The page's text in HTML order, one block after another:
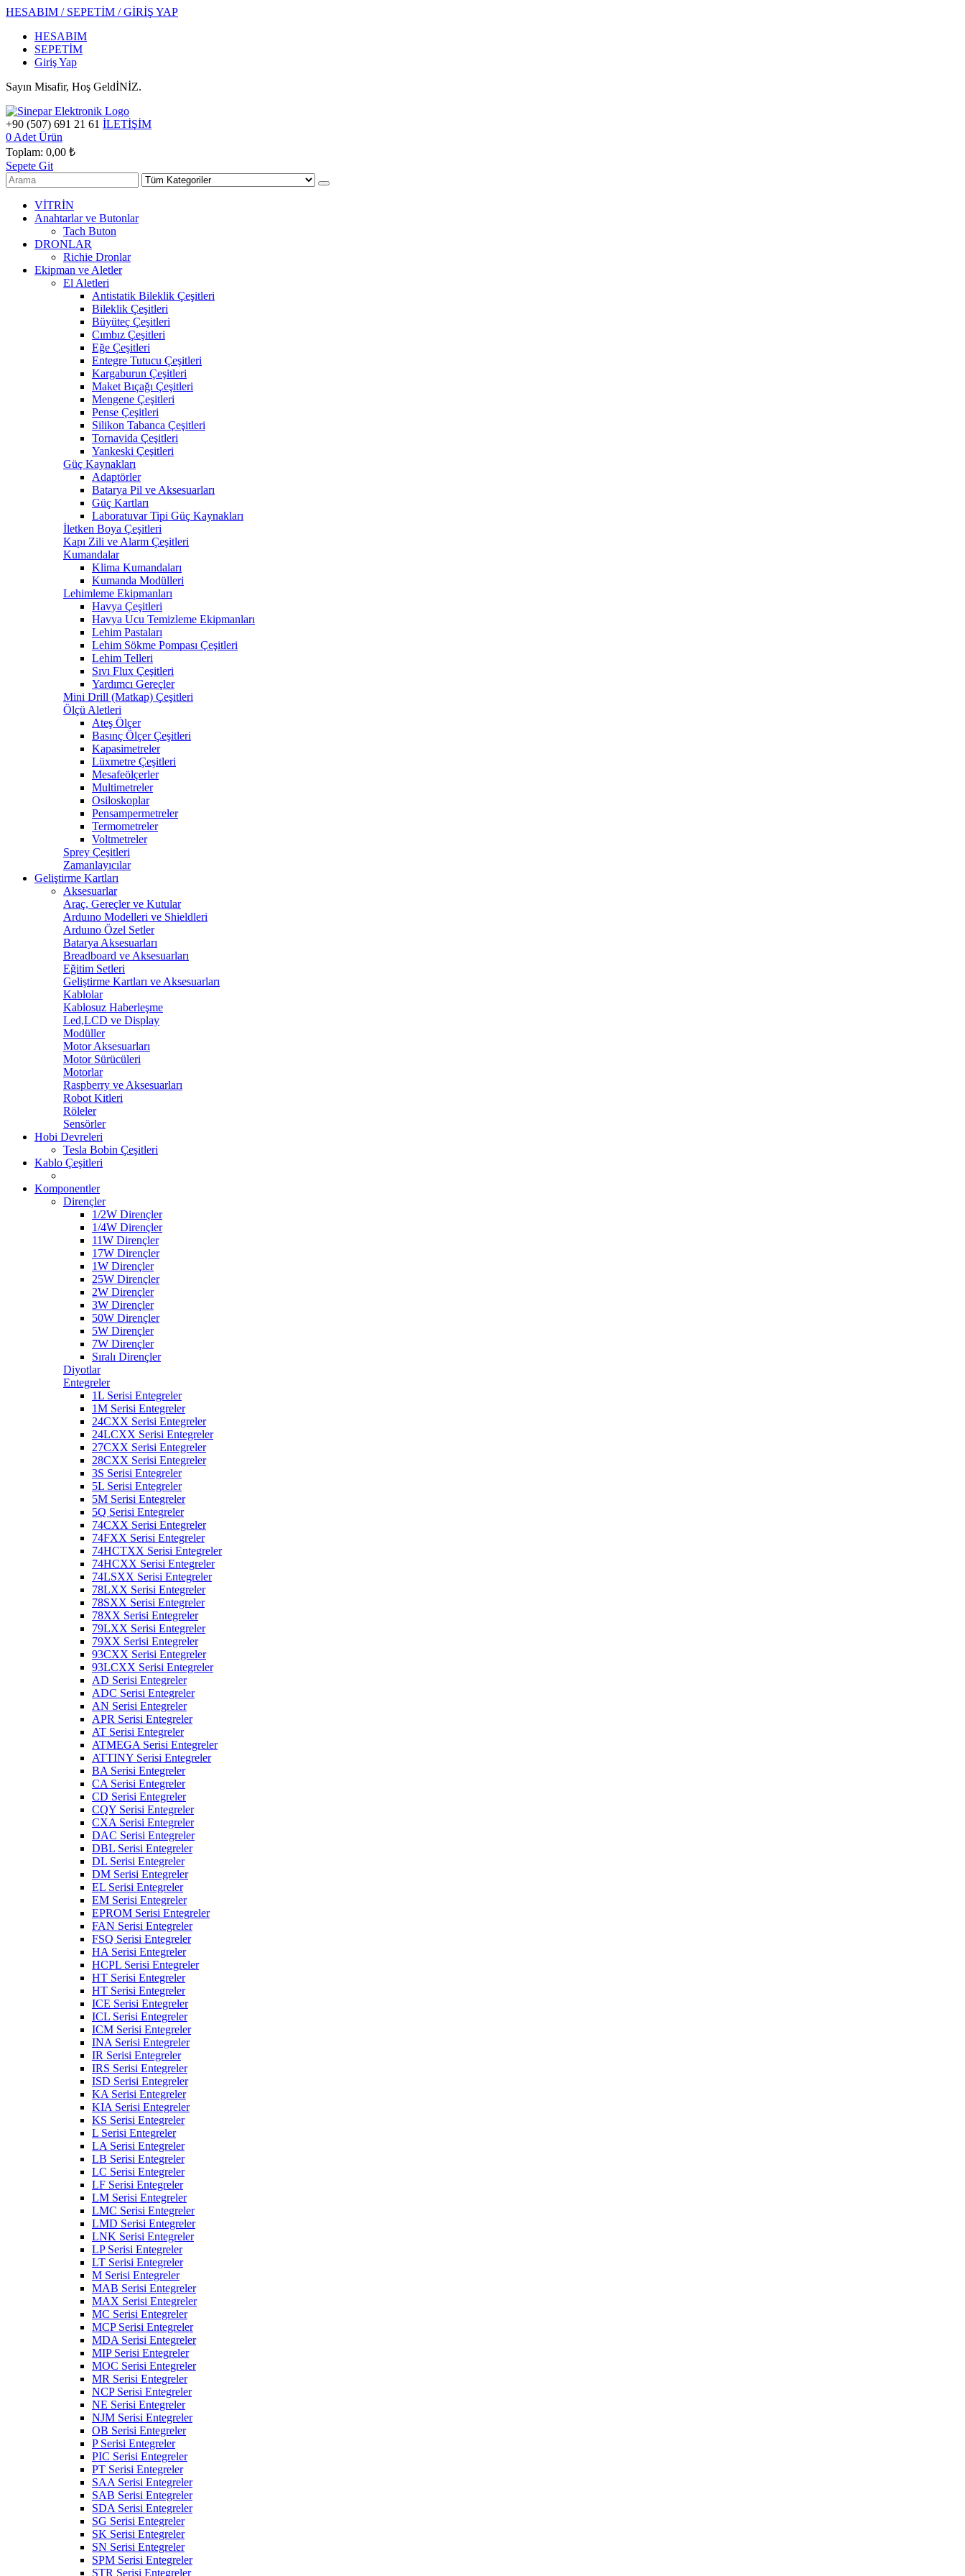
HESABIM / SEPETİM / GİRİŞ YAP
HESABIM
SEPETİM
Giriş Yap
Sayın Misafir, Hoş GeldİNİZ.
+90 (507) 691 21 61 İLETİŞİM
0 Adet Ürün
Toplam: 0,00 ₺
Sepete Git
VİTRİN
Anahtarlar ve Butonlar
Tach Buton
DRONLAR
Richie Dronlar
Ekipman ve Aletler
El Aletleri
Antistatik Bileklik Çeşitleri
Bileklik Çeşitleri
Büyüteç Çeşitleri
Cımbız Çeşitleri
Eğe Çeşitleri
Entegre Tutucu Çeşitleri
Kargaburun Çeşitleri
Maket Bıçağı Çeşitleri
Mengene Çeşitleri
Pense Çeşitleri
Silikon Tabanca Çeşitleri
Tornavida Çeşitleri
Yankeski Çeşitleri
Güç Kaynakları
Adaptörler
Batarya Pil ve Aksesuarları
Güç Kartları
Laboratuvar Tipi Güç Kaynakları
İletken Boya Çeşitleri
Kapı Zili ve Alarm Çeşitleri
Kumandalar
Klima Kumandaları
Kumanda Modülleri
Lehimleme Ekipmanları
Havya Çeşitleri
Havya Ucu Temizleme Ekipmanları
Lehim Pastaları
Lehim Sökme Pompası Çeşitleri
Lehim Telleri
Sıvı Flux Çeşitleri
Yardımcı Gereçler
Mini Drill (Matkap) Çeşitleri
Ölçü Aletleri
Ateş Ölçer
Basınç Ölçer Çeşitleri
Kapasimetreler
Lüxmetre Çeşitleri
Mesafeölçerler
Multimetreler
Osiloskoplar
Pensampermetreler
Termometreler
Voltmetreler
Sprey Çeşitleri
Zamanlayıcılar
Geliştirme Kartları
Aksesuarlar
Araç, Gereçler ve Kutular
Arduıno Modelleri ve Shieldleri
Arduıno Özel Setler
Batarya Aksesuarları
Breadboard ve Aksesuarları
Eğitim Setleri
Geliştirme Kartları ve Aksesuarları
Kablolar
Kablosuz Haberleşme
Led,LCD ve Display
Modüller
Motor Aksesuarları
Motor Sürücüleri
Motorlar
Raspberry ve Aksesuarları
Robot Kitleri
Röleler
Sensörler
Hobi Devreleri
Tesla Bobin Çeşitleri
Kablo Çeşitleri
Komponentler
Dirençler
1/2W Dirençler
1/4W Dirençler
11W Dirençler
17W Dirençler
1W Dirençler
25W Dirençler
2W Dirençler
3W Dirençler
50W Dirençler
5W Dirençler
7W Dirençler
Sıralı Dirençler
Diyotlar
Entegreler
1L Serisi Entegreler
1M Serisi Entegreler
24CXX Serisi Entegreler
24LCXX Serisi Entegreler
27CXX Serisi Entegreler
28CXX Serisi Entegreler
3S Serisi Entegreler
5L Serisi Entegreler
5M Serisi Entegreler
5Q Serisi Entegreler
74CXX Serisi Entegreler
74FXX Serisi Entegreler
74HCTXX Serisi Entegreler
74HCXX Serisi Entegreler
74LSXX Serisi Entegreler
78LXX Serisi Entegreler
78SXX Serisi Entegreler
78XX Serisi Entegreler
79LXX Serisi Entegreler
79XX Serisi Entegreler
93CXX Serisi Entegreler
93LCXX Serisi Entegreler
AD Serisi Entegreler
ADC Serisi Entegreler
AN Serisi Entegreler
APR Serisi Entegreler
AT Serisi Entegreler
ATMEGA Serisi Entegreler
ATTINY Serisi Entegreler
BA Serisi Entegreler
CA Serisi Entegreler
CD Serisi Entegreler
CQY Serisi Entegreler
CXA Serisi Entegreler
DAC Serisi Entegreler
DBL Serisi Entegreler
DL Serisi Entegreler
DM Serisi Entegreler
EL Serisi Entegreler
EM Serisi Entegreler
EPROM Serisi Entegreler
FAN Serisi Entegreler
FSQ Serisi Entegreler
HA Serisi Entegreler
HCPL Serisi Entegreler
HT Serisi Entegreler
HT Serisi Entegreler
ICE Serisi Entegreler
ICL Serisi Entegreler
ICM Serisi Entegreler
INA Serisi Entegreler
IR Serisi Entegreler
IRS Serisi Entegreler
ISD Serisi Entegreler
KA Serisi Entegreler
KIA Serisi Entegreler
KS Serisi Entegreler
L Serisi Entegreler
LA Serisi Entegreler
LB Serisi Entegreler
LC Serisi Entegreler
LF Serisi Entegreler
LM Serisi Entegreler
LMC Serisi Entegreler
LMD Serisi Entegreler
LNK Serisi Entegreler
LP Serisi Entegreler
LT Serisi Entegreler
M Serisi Entegreler
MAB Serisi Entegreler
MAX Serisi Entegreler
MC Serisi Entegreler
MCP Serisi Entegreler
MDA Serisi Entegreler
MIP Serisi Entegreler
MOC Serisi Entegreler
MR Serisi Entegreler
NCP Serisi Entegreler
NE Serisi Entegreler
NJM Serisi Entegreler
OB Serisi Entegreler
P Serisi Entegreler
PIC Serisi Entegreler
PT Serisi Entegreler
SAA Serisi Entegreler
SAB Serisi Entegreler
SDA Serisi Entegreler
SG Serisi Entegreler
SK Serisi Entegreler
SN Serisi Entegreler
SPM Serisi Entegreler
STR Serisi Entegreler